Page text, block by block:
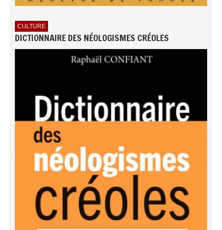
CULTURE
DICTIONNAIRE DES NÉOLOGISMES CRÉOLES